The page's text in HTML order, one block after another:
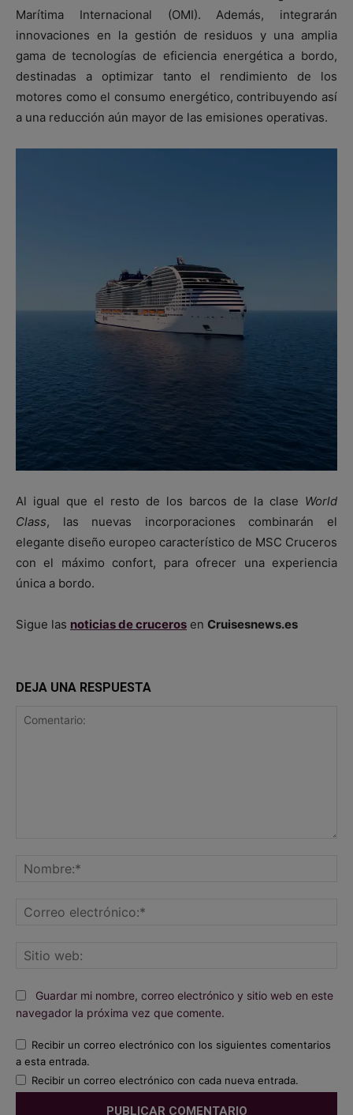
Marítima Internacional (OMI). Además, integrarán
innovaciones en la gestión de residuos y una amplia
gama de tecnologías de eficiencia energética a bordo,
destinadas a optimizar tanto el rendimiento de los
motores como el consumo energético, contribuyendo así
a una reducción aún mayor de las emisiones operativas.
Al igual que el resto de los barcos de la clase World
Class, las nuevas incorporaciones combinarán el
elegante diseño europeo característico de MSC Cruceros
con el máximo confort, para ofrecer una experiencia
única a bordo.
Sigue las noticias de cruceros en Cruisesnews.es
DEJA UNA RESPUESTA
Guardar mi nombre, correo electrónico y sitio web en este
navegador la próxima vez que comente.
Recibir un correo electrónico con los siguientes comentarios
a esta entrada.
Recibir un correo electrónico con cada nueva entrada.